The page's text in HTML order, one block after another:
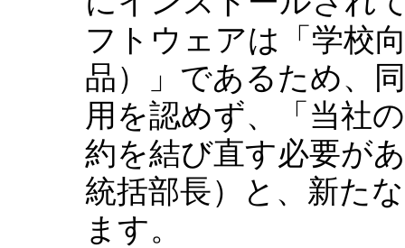
フトウェアは「学校
品）」であるため、
用を認めず、「当社
約を結び直す必要が
統括部長）と、新た
ます。